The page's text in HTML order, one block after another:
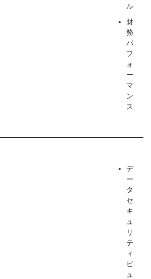
ル
財
務
パ
フ
ォ
ー
マ
ン
ス
デ
ー
タ
セ
キ
ュ
リ
テ
ィ
ビ
ュ